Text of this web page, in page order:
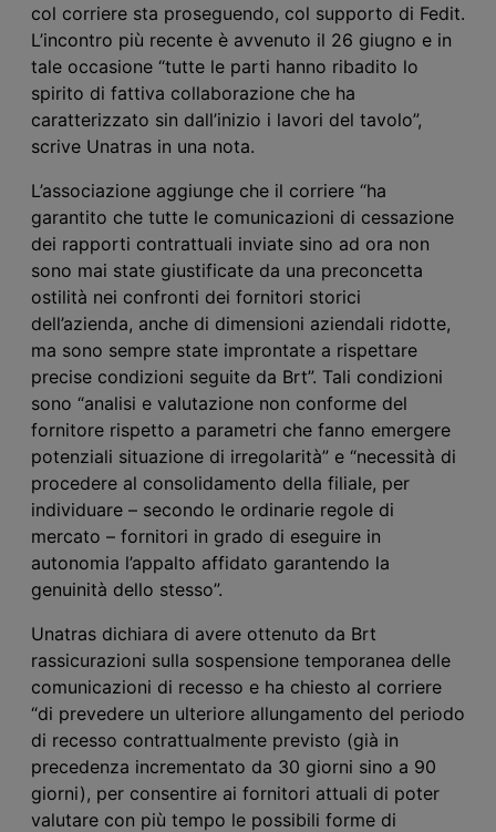
col corriere sta proseguendo, col supporto di Fedit.
L’incontro più recente è avvenuto il 26 giugno e in
tale occasione “tutte le parti hanno ribadito lo
spirito di fattiva collaborazione che ha
caratterizzato sin dall’inizio i lavori del tavolo”,
scrive Unatras in una nota.
L’associazione aggiunge che il corriere “ha
garantito che tutte le comunicazioni di cessazione
dei rapporti contrattuali inviate sino ad ora non
sono mai state giustificate da una preconcetta
ostilità nei confronti dei fornitori storici
dell’azienda, anche di dimensioni aziendali ridotte,
ma sono sempre state improntate a rispettare
precise condizioni seguite da Brt”. Tali condizioni
sono “analisi e valutazione non conforme del
fornitore rispetto a parametri che fanno emergere
potenziali situazione di irregolarità” e “necessità di
procedere al consolidamento della filiale, per
individuare – secondo le ordinarie regole di
mercato – fornitori in grado di eseguire in
autonomia l’appalto affidato garantendo la
genuinità dello stesso”.
Unatras dichiara di avere ottenuto da Brt
rassicurazioni sulla sospensione temporanea delle
comunicazioni di recesso e ha chiesto al corriere
“di prevedere un ulteriore allungamento del periodo
di recesso contrattualmente previsto (già in
precedenza incrementato da 30 giorni sino a 90
giorni), per consentire ai fornitori attuali di poter
valutare con più tempo le possibili forme di